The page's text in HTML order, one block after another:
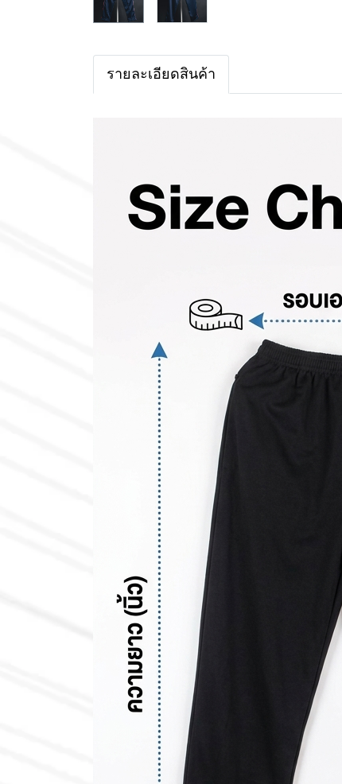
รายละเอียดสินค้า